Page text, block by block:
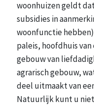
woonhuizen geldt
subsidies in
woonfunctie
paleis, hoofdhuis
gebouw van
agrarisch gebouw,
deel uitmaakt van
Natuurlijk kunt u